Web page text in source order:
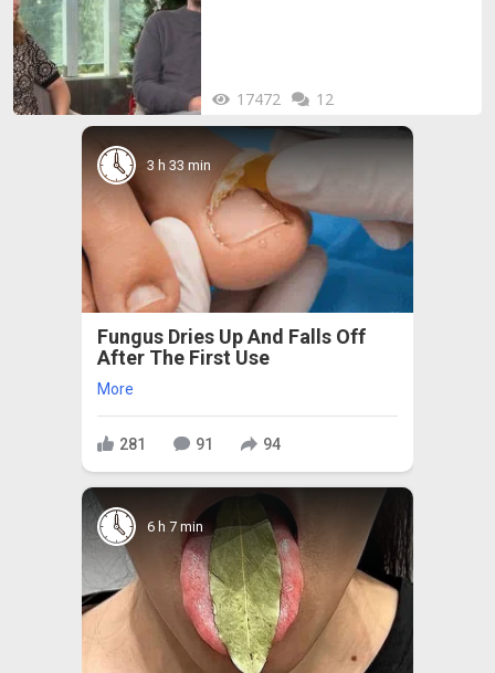
17472 12
3 h 33 min
Fungus Dries Up And Falls Off
After The First Use
More
281 91 94
6 h 7 min